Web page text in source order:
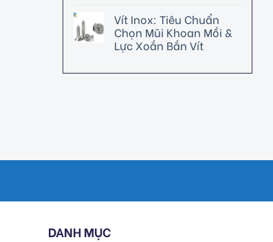
Vít Inox: Tiêu Chuẩn
Chọn Mũi Khoan Mồi &
Lực Xoắn Bắn Vít
DANH MỤC